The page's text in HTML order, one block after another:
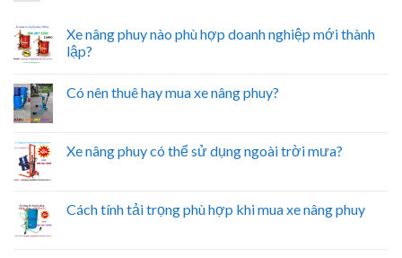
Xe nâng phuy nào phù hợp doanh nghiệp mới thành
lập?
Có nên thuê hay mua xe nâng phuy?
Xe nâng phuy có thể sử dụng ngoài trời mưa?
Cách tính tải trọng phù hợp khi mua xe nâng phuy